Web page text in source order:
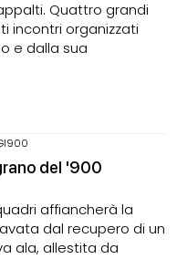
Quattro grandi
incontri organizzati
e dalla sua
del '900
affiancherà la
dal recupero di un
ala, allestita da